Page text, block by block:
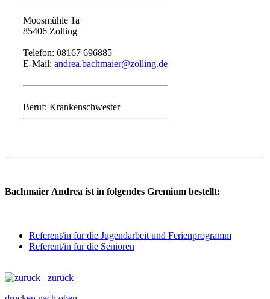
Moosmühle 1a
85406 Zolling
Telefon: 08167 696885
E-Mail: andrea.bachmaier@zolling.de
Beruf: Krankenschwester
Bachmaier Andrea ist in folgendes Gremium bestellt:
Referent/in für die Jugendarbeit und Ferienprogramm
Referent/in für die Senioren
zurück